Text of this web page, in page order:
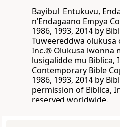
Bayibuli Entukuvu,
nʼEndagaano Empya
1986, 1993, 2014 by
Tuweereddwa olukusa
Inc.® Olukusa lwonna
lusigalidde mu Biblica,
Contemporary Bible
1986, 1993, 2014 by
permission of Biblica,
reserved worldwide.